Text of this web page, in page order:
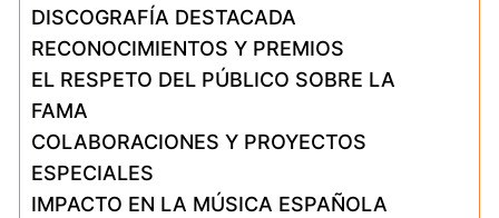
DISCOGRAFÍA DESTACADA
RECONOCIMIENTOS Y PREMIOS
EL RESPETO DEL PÚBLICO SOBRE LA
FAMA
COLABORACIONES Y PROYECTOS
ESPECIALES
IMPACTO EN LA MÚSICA ESPAÑOLA